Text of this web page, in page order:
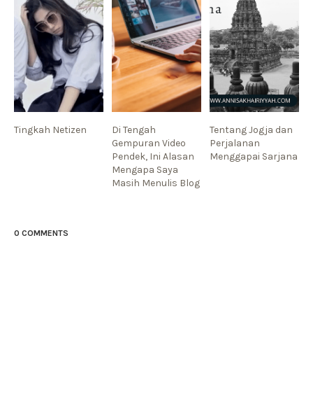
Tingkah Netizen
Di Tengah
Gempuran Video
Pendek, Ini Alasan
Mengapa Saya
Masih Menulis Blog
Tentang Jogja dan
Perjalanan
Menggapai Sarjana
0 COMMENTS